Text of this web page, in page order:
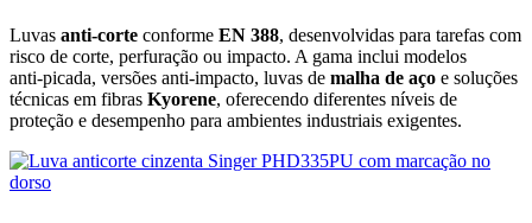
Luvas anti‑corte conforme EN 388, desenvolvidas para tarefas com
risco de corte, perfuração ou impacto. A gama inclui modelos
anti‑picada, versões anti‑impacto, luvas de malha de aço e soluções
técnicas em fibras Kyorene, oferecendo diferentes níveis de
proteção e desempenho para ambientes industriais exigentes.